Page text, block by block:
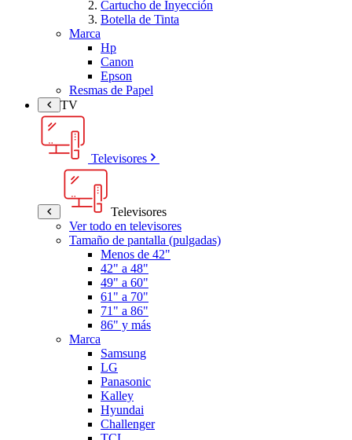
Cartucho de Inyección
Botella de Tinta
Marca
Hp
Canon
Epson
Resmas de Papel
TV
Televisores
Televisores
Ver todo en televisores
Tamaño de pantalla (pulgadas)
Menos de 42"
42" a 48"
49" a 60"
61" a 70"
71" a 86"
86" y más
Marca
Samsung
LG
Panasonic
Kalley
Hyundai
Challenger